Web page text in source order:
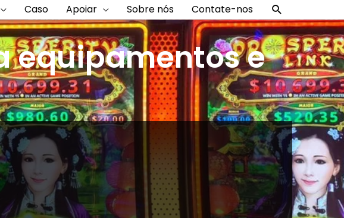
Caso Apoiar Sobre nós Contate-nos Procurar
equipamentos e